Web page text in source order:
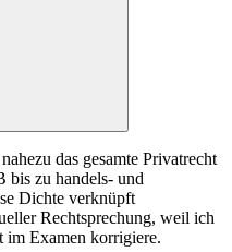
das gesamte Privatrecht
bis zu handels- und
Dichte verknüpft
Rechtsprechung, weil ich
im Examen korrigiere.